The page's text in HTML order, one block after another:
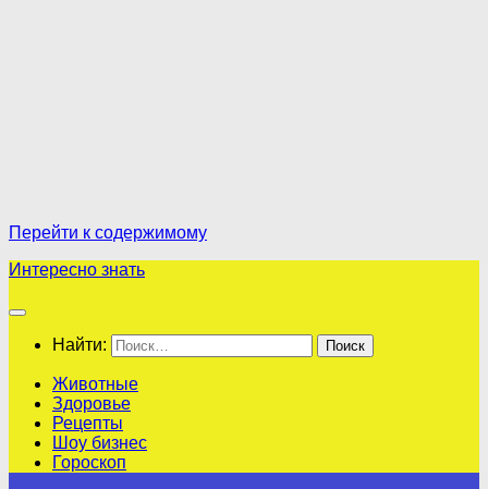
Перейти к содержимому
Интересно знать
Найти:
Животные
Здоровье
Рецепты
Шоу бизнес
Гороскоп